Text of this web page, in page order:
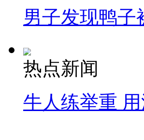
男子发现鸭子
热点新闻
牛人练举重